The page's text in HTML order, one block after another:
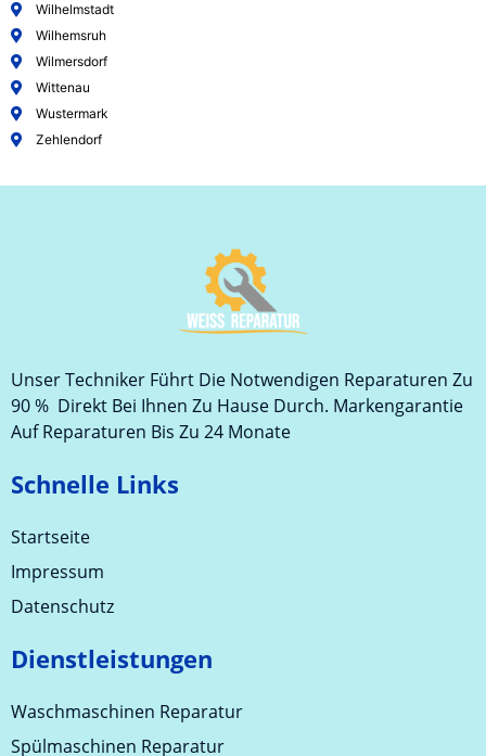
Wilhelmstadt
Wilhemsruh
Wilmersdorf
Wittenau
Wustermark
Zehlendorf
Unser Techniker Führt Die Notwendigen Reparaturen Zu
90 % Direkt Bei Ihnen Zu Hause Durch. Markengarantie
Auf Reparaturen Bis Zu 24 Monate
Schnelle Links
Startseite
Impressum
Datenschutz
Dienstleistungen
Waschmaschinen Reparatur
Spülmaschinen Reparatur